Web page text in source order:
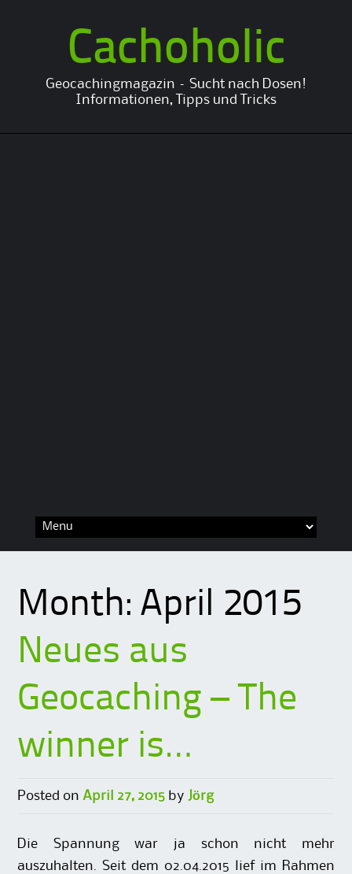
Cachoholic
Geocachingmagazin – Sucht nach Dosen!
Informationen, Tipps und Tricks
Month: April 2015
Neues aus
Geocaching – The
winner is…
Posted on April 27, 2015 by Jörg
Die Spannung war ja schon nicht mehr
auszuhalten. Seit dem 02.04.2015 lief im Rahmen